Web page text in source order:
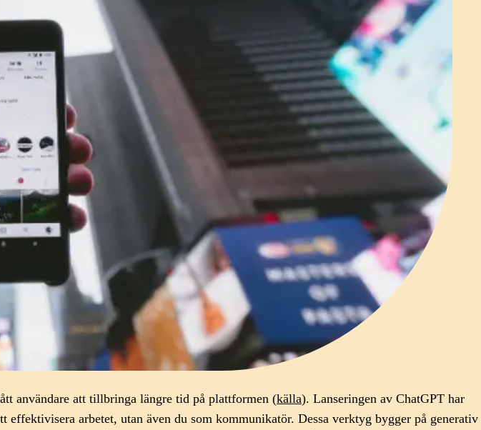
användare att tillbringa längre tid på plattformen (källa). Lanseringen av ChatGPT har
arbetet, utan även du som kommunikatör. Dessa verktyg bygger på generativ